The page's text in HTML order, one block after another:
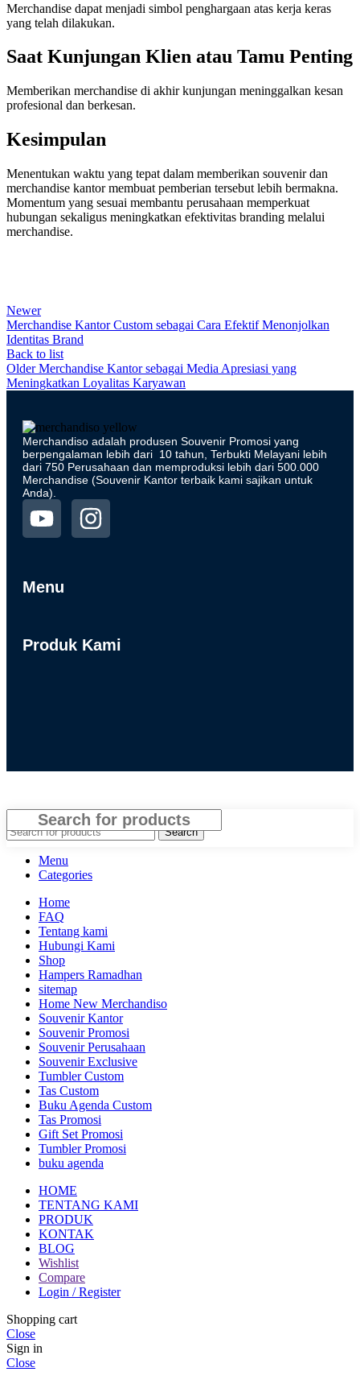
Merchandise dapat menjadi simbol penghargaan atas kerja keras
yang telah dilakukan.
Saat Kunjungan Klien atau Tamu Penting
Memberikan merchandise di akhir kunjungan meninggalkan kesan
profesional dan berkesan.
Kesimpulan
Menentukan waktu yang tepat dalam memberikan souvenir dan
merchandise kantor membuat pemberian tersebut lebih bermakna.
Momentum yang sesuai membantu perusahaan memperkuat
hubungan sekaligus meningkatkan efektivitas branding melalui
merchandise.
Newer
Merchandise Kantor Custom sebagai Cara Efektif Menonjolkan
Identitas Brand
Back to list
Older Merchandise Kantor sebagai Media Apresiasi yang
Meningkatkan Loyalitas Karyawan
Merchandiso adalah produsen Souvenir Promosi yang
berpengalaman lebih dari 10 tahun, Terbukti Melayani lebih
dari 750 Perusahaan dan memproduksi lebih dari 500.000
Merchandise (Souvenir Kantor terbaik kami sajikan untuk
Anda).
Menu
Produk Kami
Search
Menu
Categories
Home
FAQ
Tentang kami
Hubungi Kami
Shop
Hampers Ramadhan
sitemap
Home New Merchandiso
Souvenir Kantor
Souvenir Promosi
Souvenir Perusahaan
Souvenir Exclusive
Tumbler Custom
Tas Custom
Buku Agenda Custom
Tas Promosi
Gift Set Promosi
Tumbler Promosi
buku agenda
HOME
TENTANG KAMI
PRODUK
KONTAK
BLOG
Wishlist
Compare
Login / Register
Shopping cart
Close
Sign in
Close